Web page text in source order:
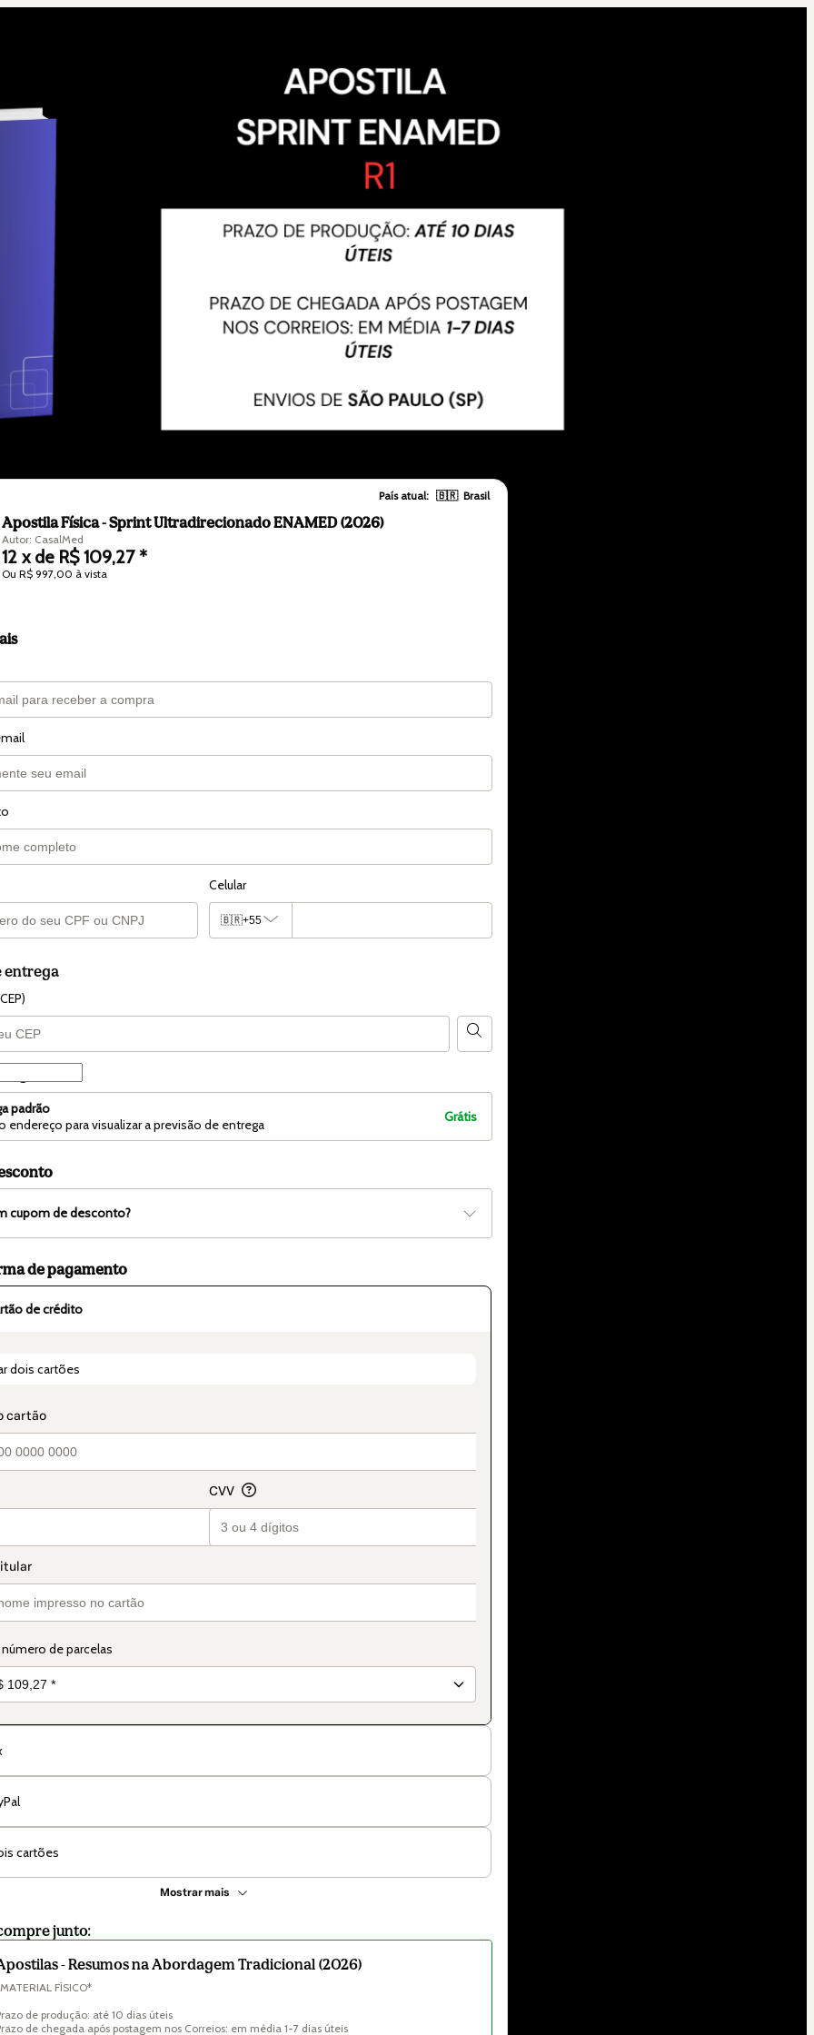
País atual: 🇧🇷 Brasil
Apostila Física - Sprint Ultradirecionado ENAMED (2026)
Autor: CasalMed
12 x de R$ 109,27 *
Ou R$ 997,00 à vista
Celular
🇧🇷+55
entrega
padrão
endereço para visualizar a previsão de entrega
Grátis
cupom de desconto?
de pagamento
de crédito
dois cartões
de parcelas
cartões
Mostrar mais
junto:
- Resumos na Abordagem Tradicional (2026)
FÍSICO*
de produção: até 10 dias úteis
de chegada após postagem nos Correios: em média 1-7 dias úteis